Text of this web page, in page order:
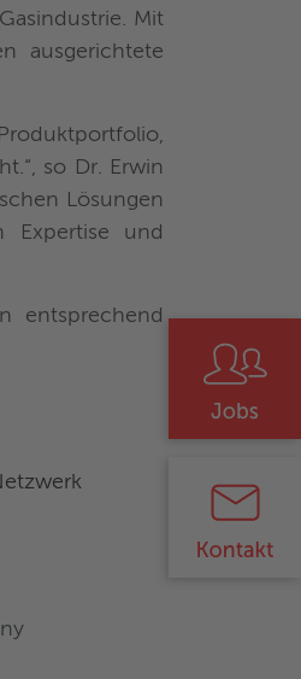
Mit
ausgerichtete
so Dr. Erwin
Lösungen
Expertise und
entsprechend